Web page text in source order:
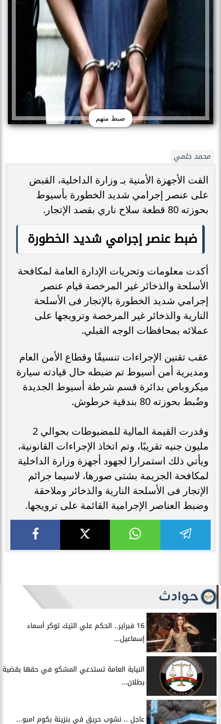
ضبط متهم
محمد حلمي
القت الأجهزة الأمنية بـ وزارة الداخلية، القبض
على عنصر إجرامي شديد الخطورة بأسيوط
بحوزته 80 قطعة سلاح ناري بقصد الإتجار.
ضبط عنصر إجرامي شديد الخطورة
أكدت معلومات وتحريات الإدارة العامة لمكافحة
الأسلحة والذخائر غير المرخصة قيام عنصر
إجرامي شديد الخطورة بالإتجار فى الأسلحة
النارية والذخائر غير المرخصة وترويجها على
عملائه بمحافظات الوجه القبلي.
عقب تقنين الإجراءات تنسيقًا وقطاع الأمن العام
ومديرية أمن أسيوط تم ضبطه حال قيادته سيارة
ميكروباص بدائرة قسم شرطة أسيوط الجديدة
وضُبط بحوزته 80 بندقية خرطوش.
وقدرت القيمة المالية للمضبوطات بحوالي 2
مليون جنيه تقريبًا، وتم اتخاذ الإجراءات القانونية،
ويأتي ذلك استمرارا لجهود أجهزة وزارة الداخلية
لمكافحة الجريمة بشتى صورها، لاسيما جرائم
الإتجار فى الأسلحة النارية والذخائر وملاحقة
وضبط العناصر الإجرامية القائمة على ترويجها.
حوادث
16 فبراير.. الحكم علي التيك توكر أسماء
إسماعيل...
النيابة العامة تستدعي المشكو في حقها بقضية
بطلان...
عاجل .. نشوب حريق في بنزينة بكوم امبو...